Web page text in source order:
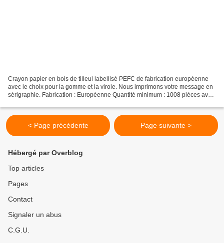
Crayon papier en bois de tilleul labellisé PEFC de fabrication européenne
avec le choix pour la gomme et la virole. Nous imprimons votre message en
sérigraphie. Fabrication : Européenne Quantité minimum : 1008 pièces avec
< Page précédente Page suivante >
Hébergé par Overblog
Top articles
Pages
Contact
Signaler un abus
C.G.U.